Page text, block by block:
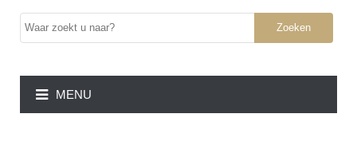
Zoeken
MENU